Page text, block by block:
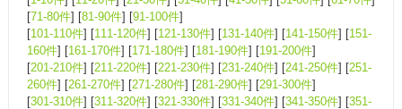
[71-80件] [81-90件] [91-100件]
[101-110件] [111-120件] [121-130件] [131-140件] [141-150件] [151-
160件] [161-170件] [171-180件] [181-190件] [191-200件]
[201-210件] [211-220件] [221-230件] [231-240件] [241-250件] [251-
260件] [261-270件] [271-280件] [281-290件] [291-300件]
[301-310件] [311-320件] [321-330件] [331-340件] [341-350件] [351-